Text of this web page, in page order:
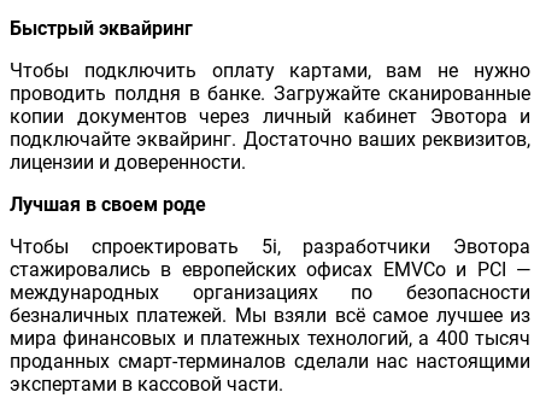
Быстрый эквайринг
Чтобы подключить оплату картами, вам не нужно
проводить полдня в банке. Загружайте сканированные
копии документов через личный кабинет Эвотора и
подключайте эквайринг. Достаточно ваших реквизитов,
лицензии и доверенности.
Лучшая в своем роде
Чтобы спроектировать 5i, разработчики Эвотора
стажировались в европейских офисах EMVCo и PCI —
международных организациях по безопасности
безналичных платежей. Мы взяли всё самое лучшее из
мира финансовых и платежных технологий, а 400 тысяч
проданных смарт-терминалов сделали нас настоящими
экспертами в кассовой части.